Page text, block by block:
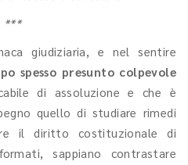
***
giudiziaria, e nel sentire
spesso presunto colpevole
di assoluzione e che è
quello di studiare rimedi
il diritto costituzionale di
sappiano contrastare